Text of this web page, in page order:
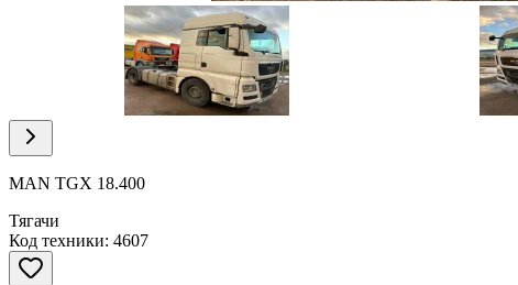
Item
13
MAN TGX 18.400
Тягачи
Код техники: 4607